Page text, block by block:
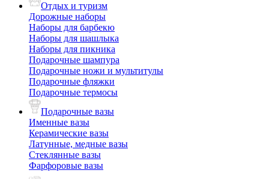
Отдых и туризм
Дорожные наборы
Наборы для барбекю
Наборы для шашлыка
Наборы для пикника
Подарочные шампура
Подарочные ножи и мультитулы
Подарочные фляжки
Подарочные термосы
Подарочные вазы
Именные вазы
Керамические вазы
Латунные, медные вазы
Стеклянные вазы
Фарфоровые вазы